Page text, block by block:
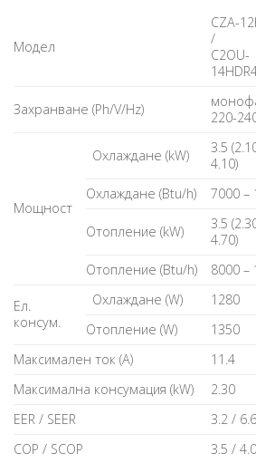
Модел
CZA-
/
C2OU-
Захранване (Ph/V/Hz)
220-
Мощност
Охлаждане (kW)
3.5
4.10)
Охлаждане (Btu/h)
7000 –
Отопление (kW)
3.5
4.70)
Отопление (Btu/h)
8000 –
Ел.
консум.
Охлаждане (W) 1280
Отопление (W)
1350
Максимален ток (А)
11.4
Максимална консумация (kW)
2.30
EER / SEER
3.2 / 6.6
COP / SCOP
3.5 / 4.0